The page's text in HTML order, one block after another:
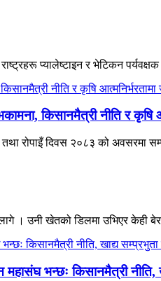
प्यालेष्टाइन र भेटिकन
किसानमैत्री नीति र कृषि
रोपाइँ दिवस २०८३ को अवसरमा
। उनी खेतको डिलमा उभिएर केही
भन्छः किसानमैत्री नीति,